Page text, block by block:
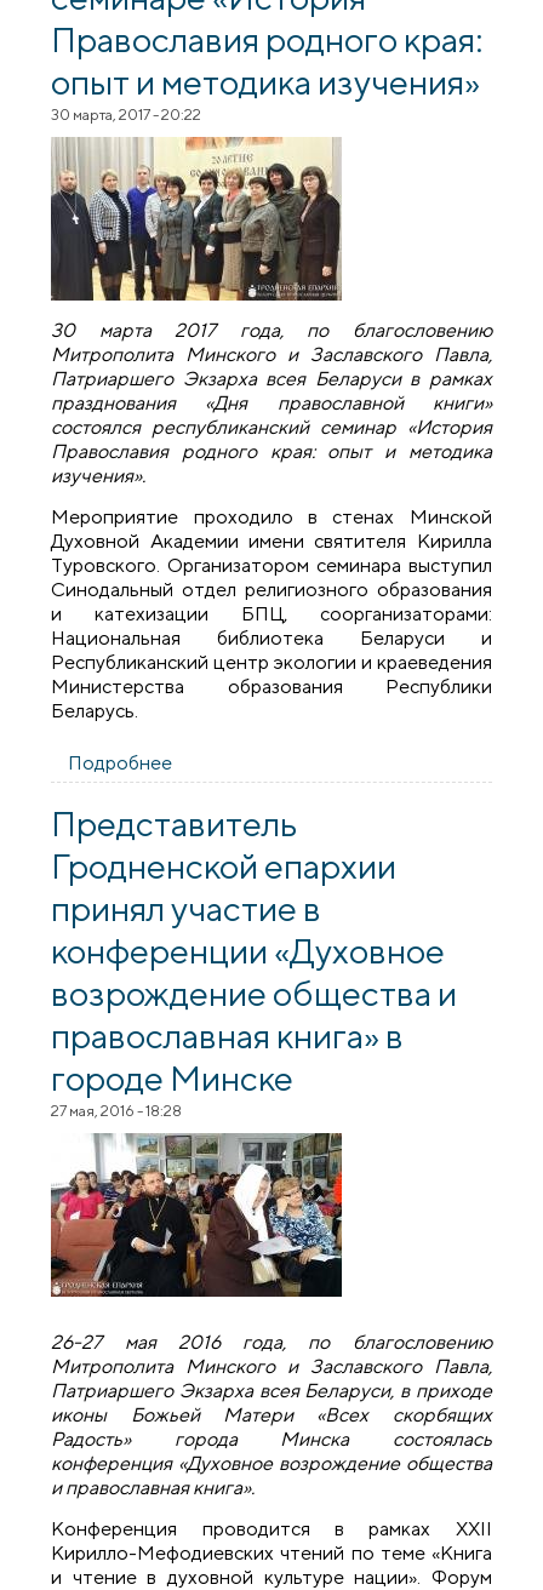
Православия родного края:
опыт и методика изучения»
30 марта, 2017 - 20:22
30 марта 2017 года, по благословению
Митрополита Минского и Заславского Павла,
Патриаршего Экзарха всея Беларуси в рамках
празднования «Дня православной книги»
состоялся республиканский семинар «История
Православия родного края: опыт и методика
изучения».
Мероприятие проходило в стенах Минской
Духовной Академии имени святителя Кирилла
Туровского. Организатором семинара выступил
Синодальный отдел религиозного образования
и катехизации БПЦ, соорганизаторами:
Национальная библиотека Беларуси и
Республиканский центр экологии и краеведения
Министерства образования Республики
Беларусь.
Подробнее
принял участие в республиканском
родного края: опыт и методика
изучения»
Представитель
Гродненской епархии
принял участие в
конференции «Духовное
возрождение общества и
православная книга» в
городе Минске
27 мая, 2016 - 18:28
26-27 мая 2016 года, по благословению
Митрополита Минского и Заславского Павла,
Патриаршего Экзарха всея Беларуси, в приходе
иконы Божьей Матери «Всех скорбящих
Радость» города Минска состоялась
конференция «Духовное возрождение общества
и православная книга».
Конференция проводится в рамках ХXII
Кирилло-Мефодиевских чтений по теме «Книга
и чтение в духовной культуре нации». Форум